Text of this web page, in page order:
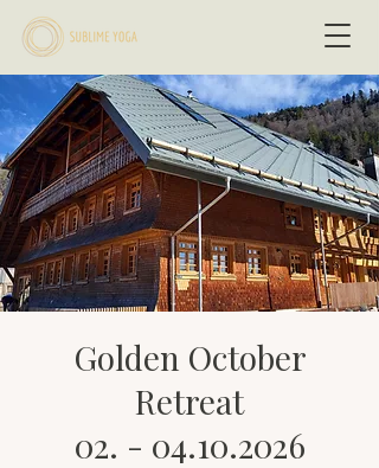
Golden October
Retreat
02. - 04.10.2026